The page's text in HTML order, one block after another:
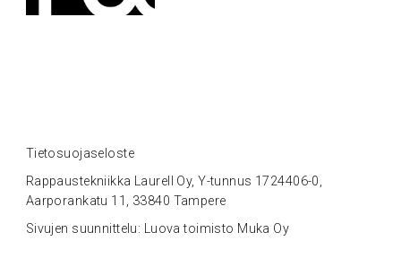
Tietosuojaseloste
Rappaustekniikka Laurell Oy, Y-tunnus 1724406-0,
Aarporankatu 11, 33840 Tampere
Sivujen suunnittelu: Luova toimisto Muka Oy